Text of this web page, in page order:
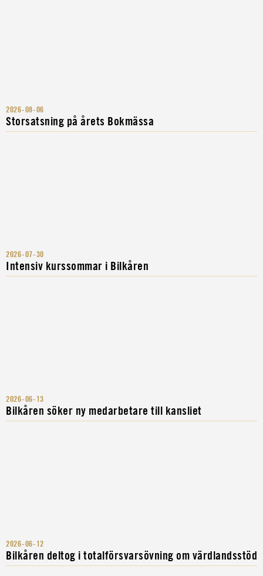
2026-08-06
Storsatsning på årets Bokmässa
2026-07-30
Intensiv kurssommar i Bilkåren
2026-06-13
Bilkåren söker ny medarbetare till kansliet
2026-06-12
Bilkåren deltog i totalförsvarsövning om värdlandsstöd